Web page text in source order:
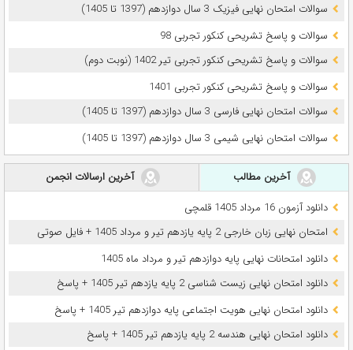
سوالات امتحان نهایی فیزیک 3 سال دوازدهم (1397 تا 1405)
سوالات و پاسخ تشریحی کنکور تجربی 98
سوالات و پاسخ تشریحی کنکور تجربی تیر 1402 (نوبت دوم)
سوالات و پاسخ تشریحی کنکور تجربی 1401
سوالات امتحان نهایی فارسی 3 سال دوازدهم (1397 تا 1405)
سوالات امتحان نهایی شیمی 3 سال دوازدهم (1397 تا 1405)
آخرین مطالب
آخرین ارسالات انجمن
دانلود آزمون 16 مرداد 1405 قلمچی
امتحان نهایی زبان خارجی 2 پایه یازدهم تیر و مرداد 1405 + فایل صوتی
دانلود امتحانات نهایی پایه دوازدهم تیر و مرداد ماه 1405
دانلود امتحان نهایی زیست شناسی 2 پایه یازدهم تیر 1405 + پاسخ
دانلود امتحان نهایی هویت اجتماعی پایه دوازدهم تیر 1405 + پاسخ
دانلود امتحان نهایی هندسه 2 پایه یازدهم تیر 1405 + پاسخ